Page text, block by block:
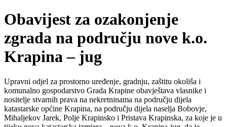
Obavijest za ozakonjenje
zgrada na području nove k.o.
Krapina – jug
Upravni odjel za prostorno uređenje, gradnju, zaštitu okoliša i
komunalno gospodarstvo Grada Krapine obavještava vlasnike i
nositelje stvarnih prava na nekretninama na području dijela
katastarske općine Krapina, na području dijela naselja Bobovje,
Mihaljekov Jarek, Polje Krapinsko i Pristava Krapinska, za koje je u